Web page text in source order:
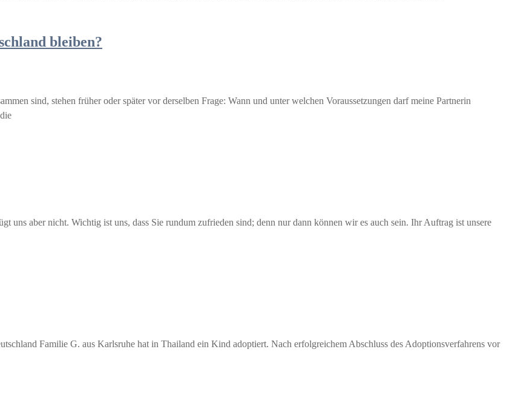
bleiben?
sind, stehen früher oder später vor derselben Frage: Wann und unter welchen Voraussetzungen darf meine Partnerin
uns aber nicht. Wichtig ist uns, dass Sie rundum zufrieden sind; denn nur dann können wir es auch sein. Ihr Auftrag ist unsere
Familie G. aus Karlsruhe hat in Thailand ein Kind adoptiert. Nach erfolgreichem Abschluss des Adoptionsverfahrens vor